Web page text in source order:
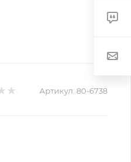
Артикул: 80-6738